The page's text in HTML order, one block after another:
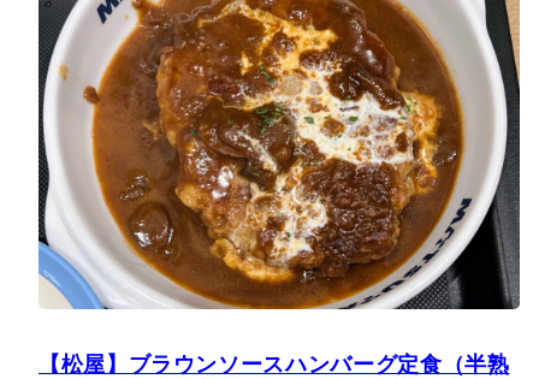
【松屋】ブラウンソースハンバーグ定食（半熟